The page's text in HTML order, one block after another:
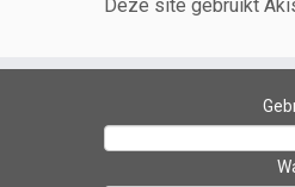
Deze site gebruikt